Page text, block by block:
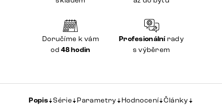
Doručíme k vám
od48 hodin
Profesionálnírady
s výběrem
Popis Série Parametry Hodnocení Články